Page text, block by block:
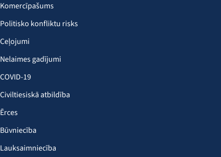
Komercīpašums
Politisko konfliktu risks
Ceļojumi
Nelaimes gadījumi
COVID-19
Civiltiesiskā atbildība
Ērces
Būvniecība
Lauksaimniecība